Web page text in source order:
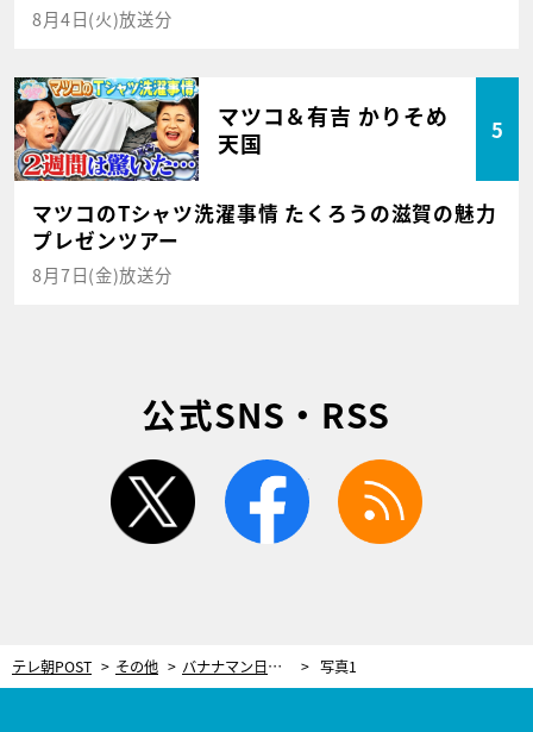
8月4日(火)放送分
マツコ＆有吉 かりそめ
天国
5
マツコのTシャツ洗濯事情 たくろうの滋賀の魅力
プレゼンツアー
8月7日(金)放送分
公式SNS・RSS
twitter facebook
テレ朝POST その他 バナナマン日村、大好きな星野源を聴きながら歩く！曲に対する思いが伝わる保存版放送回 写真1